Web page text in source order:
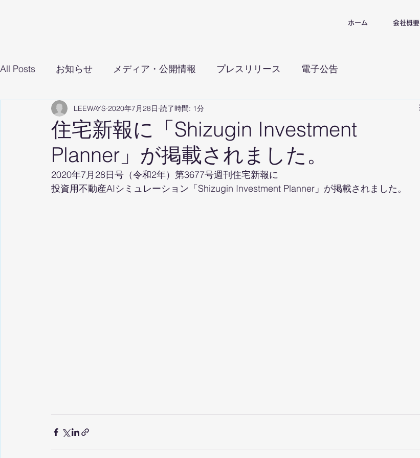
ホーム 会社概要
All Posts お知らせ メディア・公開情報 プレスリリース 電子公告
住宅新報に「Shizugin Investment
Planner」が掲載されました。
LEEWAYS 2020年7月28日 読了時間: 1分
2020年7月28日号（令和2年）第3677号週刊住宅新報に
投資用不動産AIシミュレーション「Shizugin Investment Planner」が掲載されました。